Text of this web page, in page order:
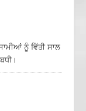
ਨੂੰ ਵਿੱਤੀ ਸਾਲ